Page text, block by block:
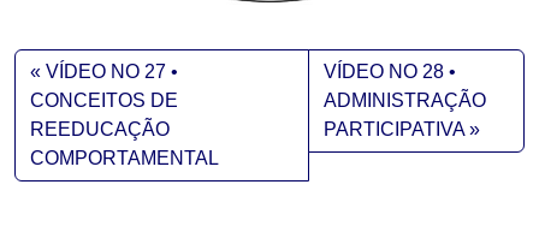
VÍDEO NO 27 •
CONCEITOS DE
REEDUCAÇÃO
COMPORTAMENTAL
VÍDEO NO 28 •
ADMINISTRAÇÃO
PARTICIPATIVA